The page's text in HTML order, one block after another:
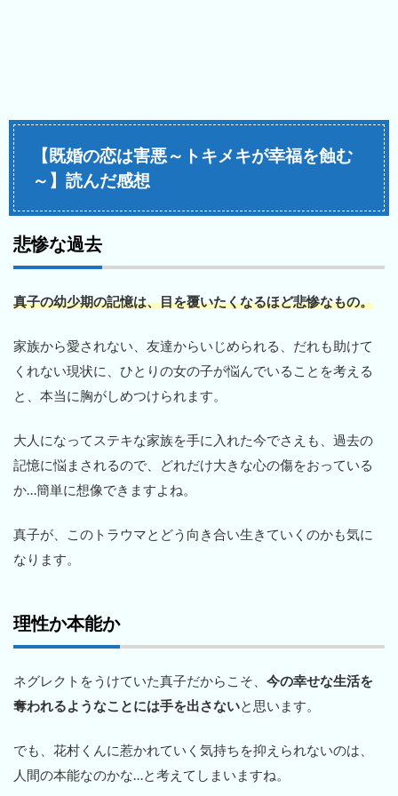
【既婚の恋は害悪～トキメキが幸福を蝕む
～】読んだ感想
悲惨な過去
真子の幼少期の記憶は、目を覆いたくなるほど悲惨なもの。
家族から愛されない、友達からいじめられる、だれも助けて
くれない現状に、ひとりの女の子が悩んでいることを考える
と、本当に胸がしめつけられます。
大人になってステキな家族を手に入れた今でさえも、過去の
記憶に悩まされるので、どれだけ大きな心の傷をおっている
か…簡単に想像できますよね。
真子が、このトラウマとどう向き合い生きていくのかも気に
なります。
理性か本能か
ネグレクトをうけていた真子だからこそ、 今の幸せな生活を
奪われるようなことには手を出さないと思います。
でも、花村くんに惹かれていく気持ちを抑えられないのは、
人間の本能なのかな…と考えてしまいますね。